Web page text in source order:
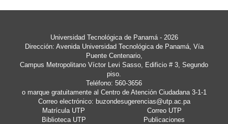
Universidad Tecnológica de Panamá- 2026
Dirección: Avenida Universidad Tecnológica de Panamá, Vía
Puente Centenario,
Campus Metropolitano Víctor Levi Sasso, Edificio # 3, Segundo
piso.
Teléfono: 560-3656
o marque gratuitamente al Centro de Atención Ciudadana 3-1-1
Correo electrónico: buzondesugerencias@utp.ac.pa
Matrícula UTP
Correo UTP
Biblioteca UTP
Publicaciones